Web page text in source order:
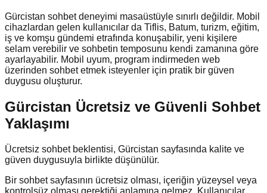
Gürcistan sohbet deneyimi masaüstüyle sınırlı değildir. Mobil
cihazlardan gelen kullanıcılar da Tiflis, Batum, turizm, eğitim,
iş ve komşu gündemi etrafında konuşabilir, yeni kişilere
selam verebilir ve sohbetin temposunu kendi zamanına göre
ayarlayabilir. Mobil uyum, program indirmeden web
üzerinden sohbet etmek isteyenler için pratik bir güven
duygusu oluşturur.
Gürcistan Ücretsiz ve Güvenli Sohbet
Yaklaşımı
Ücretsiz sohbet beklentisi, Gürcistan sayfasında kalite ve
güven duygusuyla birlikte düşünülür.
Bir sohbet sayfasının ücretsiz olması, içeriğin yüzeysel veya
kontrolsüz olması gerektiği anlamına gelmez. Kullanıcılar